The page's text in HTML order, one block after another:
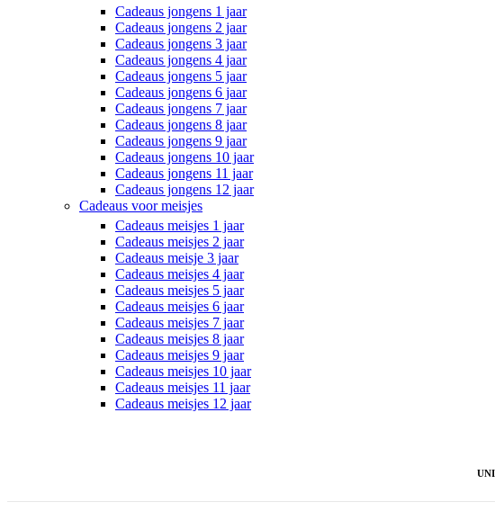
Cadeaus jongens 1 jaar
Cadeaus jongens 2 jaar
Cadeaus jongens 3 jaar
Cadeaus jongens 4 jaar
Cadeaus jongens 5 jaar
Cadeaus jongens 6 jaar
Cadeaus jongens 7 jaar
Cadeaus jongens 8 jaar
Cadeaus jongens 9 jaar
Cadeaus jongens 10 jaar
Cadeaus jongens 11 jaar
Cadeaus jongens 12 jaar
Cadeaus voor meisjes
Cadeaus meisjes 1 jaar
Cadeaus meisjes 2 jaar
Cadeaus meisje 3 jaar
Cadeaus meisjes 4 jaar
Cadeaus meisjes 5 jaar
Cadeaus meisjes 6 jaar
Cadeaus meisjes 7 jaar
Cadeaus meisjes 8 jaar
Cadeaus meisjes 9 jaar
Cadeaus meisjes 10 jaar
Cadeaus meisjes 11 jaar
Cadeaus meisjes 12 jaar